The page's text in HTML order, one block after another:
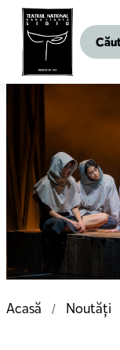
Acasă Noutăți